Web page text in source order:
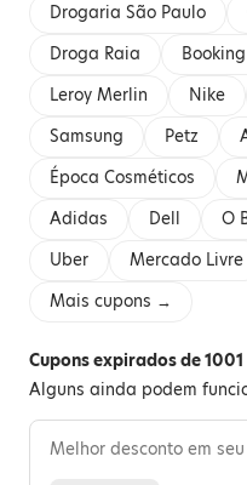
Drogaria São Paulo
Droga Raia
Booking
Leroy Merlin
Nike
Samsung
Petz
Época Cosméticos
Adidas
Dell O
Uber
Mercado Livre
Mais cupons →
Cupons expirados de
Alguns ainda podem
Melhor desconto em